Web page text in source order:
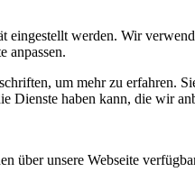
werden. Wir
anpassen.
um mehr zu erfahren.
Dienste haben kann, die wir
über unsere Webseite